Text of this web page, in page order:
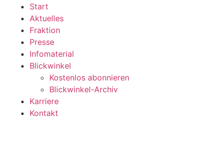
Start
Aktuelles
Fraktion
Presse
Infomaterial
Blickwinkel
Kostenlos abonnieren
Blickwinkel-Archiv
Karriere
Kontakt